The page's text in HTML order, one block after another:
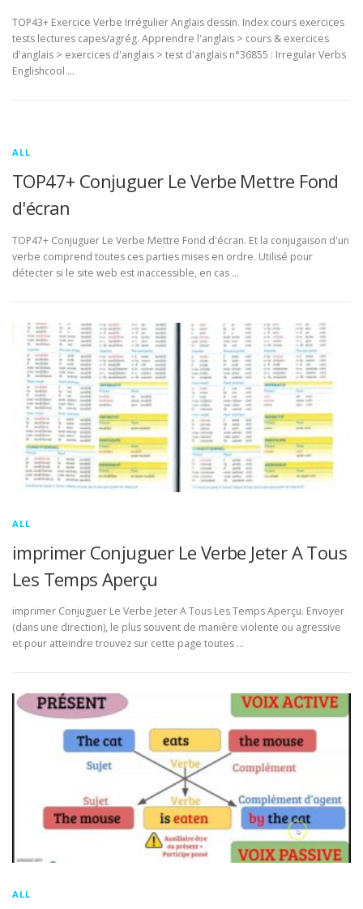
TOP43+ Exercice Verbe Irrégulier Anglais dessin. Index cours exercices
tests lectures capes/agrég. Apprendre l'anglais > cours & exercices
d'anglais > exercices d'anglais > test d'anglais n°36855 : Irregular Verbs
Englishcool …
ALL
TOP47+ Conjuguer Le Verbe Mettre Fond
d'écran
TOP47+ Conjuguer Le Verbe Mettre Fond d'écran. Et la conjugaison d'un
verbe comprend toutes ces parties mises en ordre. Utilisé pour
détecter si le site web est inaccessible, en cas …
ALL
imprimer Conjuguer Le Verbe Jeter A Tous
Les Temps Aperçu
imprimer Conjuguer Le Verbe Jeter A Tous Les Temps Aperçu. Envoyer
(dans une direction), le plus souvent de manière violente ou agressive
et pour atteindre trouvez sur cette page toutes …
ALL